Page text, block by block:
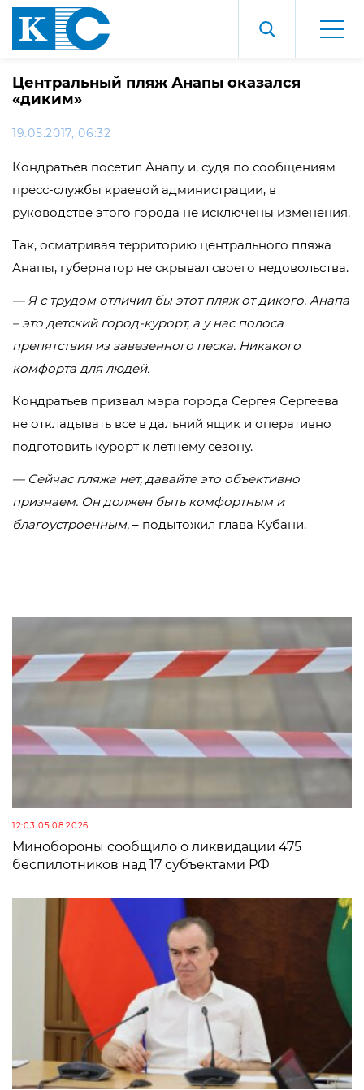
Центральный пляж Анапы оказался
«диким»
19.05.2017, 06:32
Кондратьев посетил Анапу и, судя по сообщениям
пресс-службы краевой администрации, в
руководстве этого города не исключены изменения.
Так, осматривая территорию центрального пляжа
Анапы, губернатор не скрывал своего недовольства.
— Я с трудом отличил бы этот пляж от дикого. Анапа
– это детский город-курорт, а у нас полоса
препятствия из завезенного песка. Никакого
комфорта для людей.
Кондратьев призвал мэра города Сергея Сергеева
не откладывать все в дальний ящик и оперативно
подготовить курорт к летнему сезону.
— Сейчас пляжа нет, давайте это объективно
признаем. Он должен быть комфортным и
благоустроенным, – подытожил глава Кубани.
12:03 05.08.2026
Минобороны сообщило о ликвидации 475
беспилотников над 17 субъектами РФ